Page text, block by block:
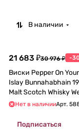
В наличии
21 683 ₽30 976 ₽ -
Виски Pepper On
Islay Bunnahabhain
Malt Scotch Whisky
box) 700 мл
Нет в наличииАрт.
Подписаться